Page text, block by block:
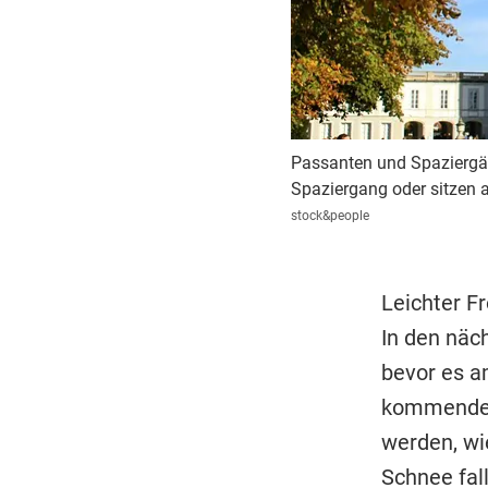
Passanten und
Spaziergang oder sitzen
stock&people
Leichter
In den
bevor es
werden,
Schnee